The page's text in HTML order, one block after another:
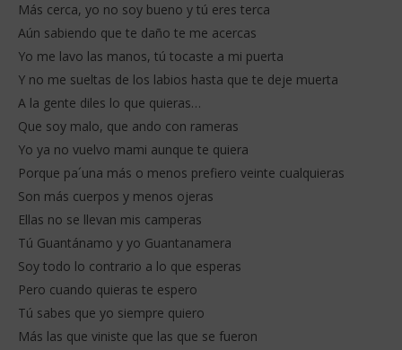
2025
Stone
Más cerca, yo no soy bueno y tú eres terca
Aún sabiendo que te daño te me acercas
Yo me lavo las manos, tú tocaste a mi puerta
Y no me sueltas de los labios hasta que te deje muerta
A la gente diles lo que quieras…
Que soy malo, que ando con rameras
Yo ya no vuelvo mami aunque te quiera
Porque pa´una más o menos prefiero veinte cualquieras
Son más cuerpos y menos ojeras
Ellas no se llevan mis camperas
Tú Guantánamo y yo Guantanamera
Soy todo lo contrario a lo que esperas
Pero cuando quieras te espero
Tú sabes que yo siempre quiero
Más las que viniste que las que se fueron